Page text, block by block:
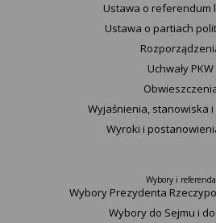
Ustawa o referendum
Ustawa o partiach
Uchwały PKW
Wyjaśnienia, stanowiska
Wyroki i
Wybory i referenda
Wybory Prezydenta
Wybory do Sejmu i